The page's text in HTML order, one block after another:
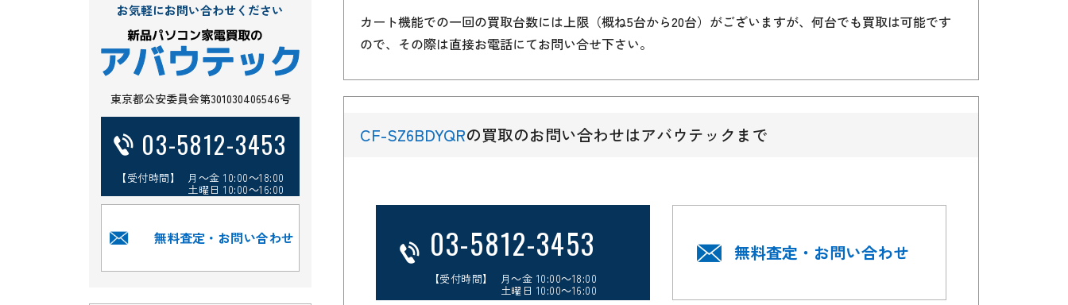
お気軽にお問い合わせください
東京都公安委員会第301030406546号
03-5812-3453
【受付時間】 月～金 10:00～18:00
土曜日 10:00～16:00
無料査定・お問い合わせ
カート機能での一回の買取台数には上限（概ね5台から20台）がございますが、何台でも買取は可能です
ので、その際は直接お電話にてお問い合せ下さい。
CF-SZ6BDYQRの買取のお問い合わせはアバウテックまで
03-5812-3453
【受付時間】 月～金 10:00～18:00
土曜日 10:00～16:00
無料査定・お問い合わせ